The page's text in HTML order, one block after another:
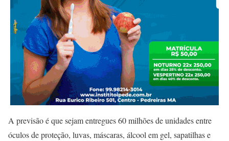
A previsão é que sejam entregues 60 milhões de unidades entre
óculos de proteção, luvas, máscaras, álcool em gel, sapatilhas e